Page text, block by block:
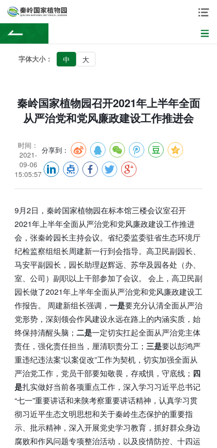
字体大小： 中 大
秦岭国家植物园召开2021年上半年全面
从严治党和党风廉政建设工作推进会
时间：
2021-
09-06
15:05:57
分享到：
9月2日，秦岭国家植物园在标本馆三楼会议室召开
2021年上半年全面从严治党和党风廉政建设工作推进
会，张秦岭园长主持会议。省纪委监委驻省生态环境厅
纪检监察组组长周建新一行到会指导。高卫民副园长、
马安平副园长，园长助理赵辉远、苏华及园各处（办、
室、公司）副职以上干部参加了会议。 会上，高卫民副
园长做了2021年上半年全面从严治党和党风廉政建设工
作报告。 周建新组长强调， 一是要充分认清全面从严治
党形势，深刻领会作风建设永远在路上的内涵实质，始
终保持清醒头脑； 二是一定切实扛起全面从严治党主体
责任，强化责任担当，厘清职责分工； 三是要以彭鸿严
重违纪违法案“以案促改”工作为契机，切实加强全面从
严治党工作，党员干部要知敬畏，存戒惧，守底线； 四
是扎实做好当前各项重点工作，深入学习习近平总书记
“七一”重要讲话和来陕考察重要讲话精神，认真学习贯
彻习近平生态文明思想和关于秦岭生态保护的重要指
示、批示精神，深入开展党史学习教育，抓好群众身边
腐败和作风问题专项整治活动，以及疫情防控、十四运